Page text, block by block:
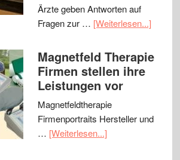
Ärzte geben Antworten auf
Fragen zur … [Weiterlesen...]
Magnetfeld Therapie
Firmen stellen ihre
Leistungen vor
Magnetfeldtherapie
Firmenportraits Hersteller und
… [Weiterlesen...]